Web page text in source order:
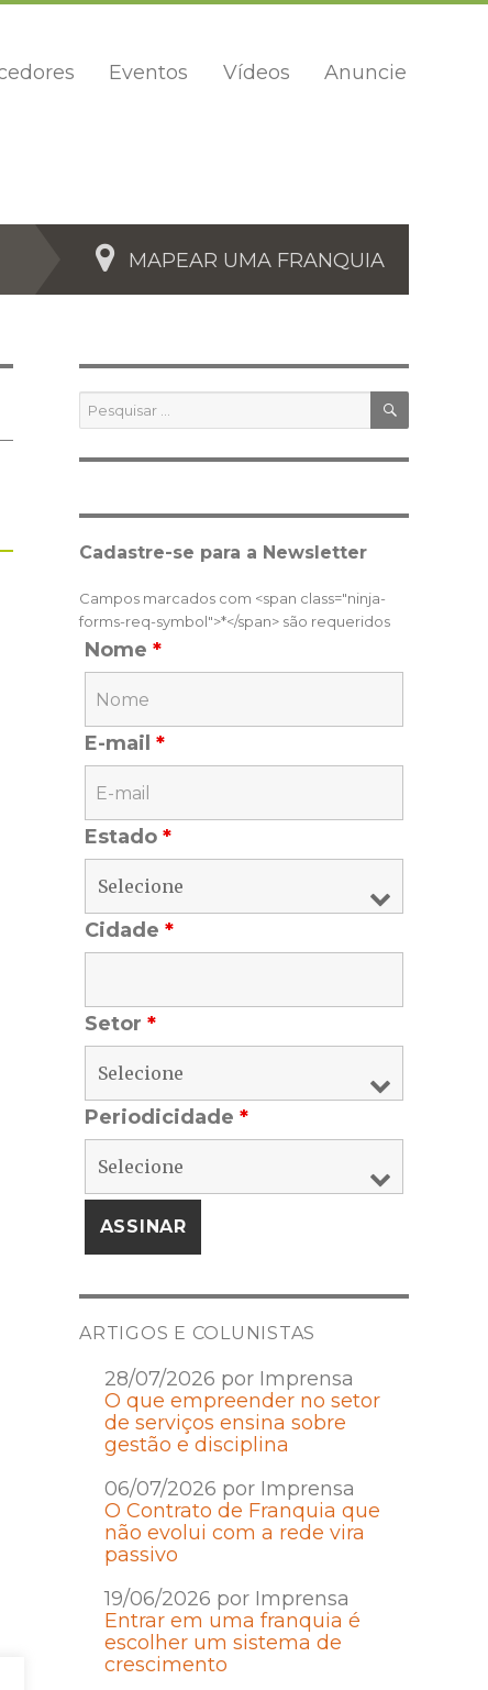
Eventos Vídeos Anuncie
MAPEAR UMA FRANQUIA
Pesquisar
por:
Cadastre-se para a Newsletter
Campos marcados com <span class="ninja-
forms-req-symbol">*</span> são requeridos
Nome *
E-mail *
Estado *
Cidade *
Setor *
Periodicidade *
ARTIGOS E COLUNISTAS
28/07/2026 por Imprensa
O que empreender no setor
de serviços ensina sobre
gestão e disciplina
06/07/2026 por Imprensa
O Contrato de Franquia que
não evolui com a rede vira
passivo
19/06/2026 por Imprensa
Entrar em uma franquia é
escolher um sistema de
crescimento